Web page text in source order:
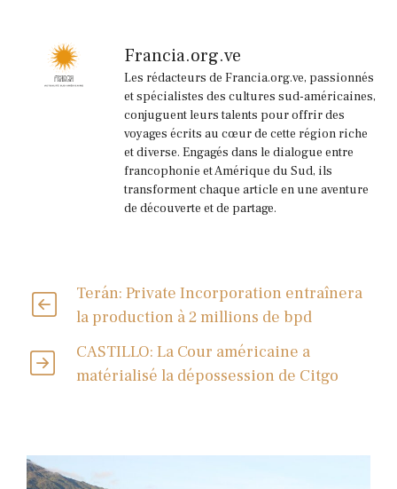
Francia.org.ve
Les rédacteurs de Francia.org.ve, passionnés
et spécialistes des cultures sud-américaines,
conjuguent leurs talents pour offrir des
voyages écrits au cœur de cette région riche
et diverse. Engagés dans le dialogue entre
francophonie et Amérique du Sud, ils
transforment chaque article en une aventure
de découverte et de partage.
Terán: Private Incorporation entraînera
la production à 2 millions de bpd
CASTILLO: La Cour américaine a
matérialisé la dépossession de Citgo